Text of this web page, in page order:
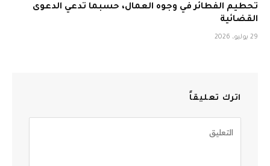
تحطيم الفطائر في وجوه العمال، حسبما تدعي الدعوى
القضائية
29 يوليو، 2026
اترك تعليقاً